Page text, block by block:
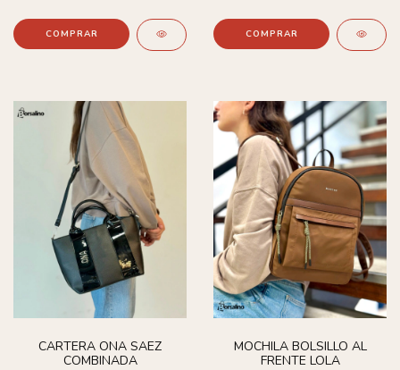
COMPRAR COMPRAR
CARTERA ONA SAEZ
COMBINADA
MOCHILA BOLSILLO AL
FRENTE LOLA